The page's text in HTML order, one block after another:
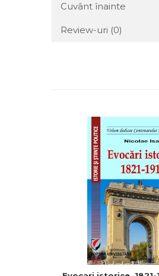
Cuvânt înainte
Review-uri (0)